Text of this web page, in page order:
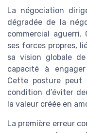
La négociation
dégradée de la
commercial aguerri.
ses forces propres,
sa vision globale
capacité à
Cette posture peut
condition d’éviter
la valeur créée en
La première erreur